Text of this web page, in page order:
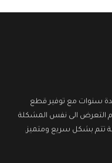
سنوات مع توفير قطع
التعرض الى نفس المشكلة
تتم بشكل سريع ومتميز.